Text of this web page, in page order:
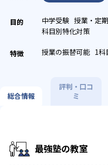
中学受験 授業・定
科目別特化対策
授業の振替可能 1科
総合情報
評判・口コ
ミ
最強塾の教室